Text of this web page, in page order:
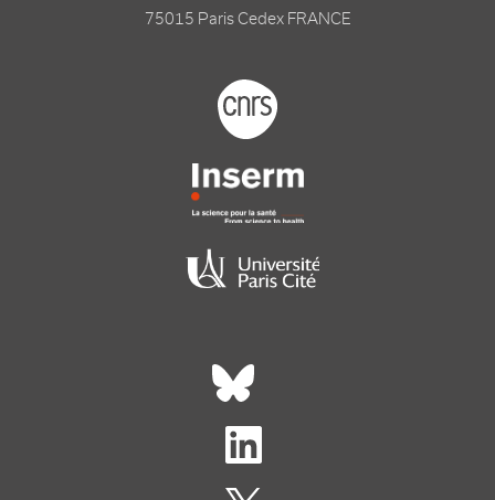
75015 Paris Cedex FRANCE
Footer logo tutelles
Réseaux sociaux footer